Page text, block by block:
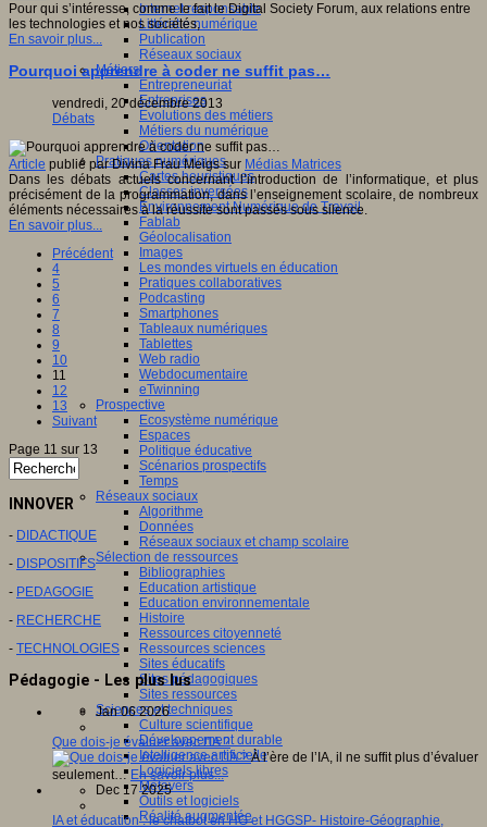
Internet responsable
Littératie numérique
Publication
Réseaux sociaux
Métiers
Entrepreneuriat
Entreprises
Evolutions des métiers
Métiers du numérique
Orientation
Pratiques numériques
Cartes heuristiques
Classes inversées
Environnement Numérique de Travail
Fablab
Géolocalisation
Images
Les mondes virtuels en éducation
Pratiques collaboratives
Podcasting
Smartphones
Tableaux numériques
Tablettes
Web radio
Webdocumentaire
eTwinning
Prospective
Ecosystème numérique
Espaces
Politique éducative
Scénarios prospectifs
Temps
Réseaux sociaux
Algorithme
Données
Réseaux sociaux et champ scolaire
Sélection de ressources
Bibliographies
Education artistique
Education environnementale
Histoire
Ressources citoyenneté
Ressources sciences
Sites éducatifs
Sites pédagogiques
Sites ressources
Sciences et techniques
Culture scientifique
Développement durable
Intelligence artificielle
Logiciels libres
Métavers
Outils et logiciels
Réalité augmentée
Pour qui s’intéresse, comme le fait le Digital Society Forum, aux relations entre
les technologies et nos sociétés,
En savoir plus...
Pourquoi apprendre à coder ne suffit pas…
vendredi, 20 décembre 2013
Débats
Article publié par Divina Frau Meigs sur Médias Matrices
Dans les débats actuels concernant l’introduction de l’informatique, et plus
précisément de la programmation, dans l’enseignement scolaire, de nombreux
éléments nécessaires à la réussite sont passés sous silence.
En savoir plus...
Précédent
4
5
6
7
8
9
10
11
12
13
Suivant
Page 11 sur 13
INNOVER
- DIDACTIQUE
- DISPOSITIFS
- PEDAGOGIE
- RECHERCHE
- TECHNOLOGIES
Pédagogie - Les plus lus
Jan 06 2026
Que dois-je évaluer avec l'IA ?
À l’ère de l’IA, il ne suffit plus d’évaluer
seulement… En savoir plus...
Dec 17 2025
IA et éducation : le chatbot en HG et HGGSP- Histoire-Géographie,